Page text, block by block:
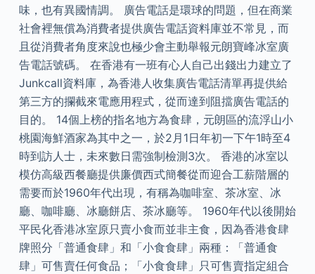
味，也有異國情調。 廣告電話是環球的問題，但在商業
社會裡無償為消費者提供廣告電話資料庫並不常見，而
且從消費者角度來說也極少會主動舉報元朗寶峰冰室廣
告電話號碼。 在香港有一班有心人自己出錢出力建立了
Junkcall資料庫，為香港人收集廣告電話清單再提供給
第三方的攔截來電應用程式，從而達到阻擋廣告電話的
目的。 14個上榜的指名地方為食肆，元朗區的流浮山小
桃園海鮮酒家為其中之一，於2月1日年初一下午1時至4
時到訪人士，未來數日需強制檢測3次。 香港的冰室以
模仿高級西餐廳提供廉價西式簡餐從而迎合工薪階層的
需要而於1960年代出現，有稱為咖啡室、茶冰室、冰
廳、咖啡廳、冰廳餅店、茶冰廳等。 1960年代以後開始
平民化香港冰室原只賣小食而並非主食，因為香港食肆
牌照分「普通食肆」和「小食食肆」兩種：「普通食
肆」可售賣任何食品；「小食食肆」只可售賣指定組合